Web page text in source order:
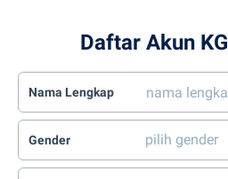
Daftar Akun
Nama Lengkap
Gender